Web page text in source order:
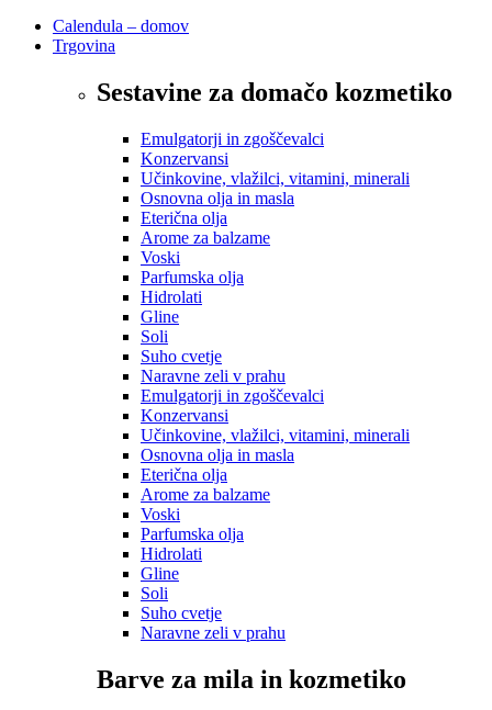
Calendula – domov
Trgovina
Sestavine za domačo kozmetiko
Emulgatorji in zgoščevalci
Konzervansi
Učinkovine, vlažilci, vitamini, minerali
Osnovna olja in masla
Eterična olja
Arome za balzame
Voski
Parfumska olja
Hidrolati
Gline
Soli
Suho cvetje
Naravne zeli v prahu
Emulgatorji in zgoščevalci
Konzervansi
Učinkovine, vlažilci, vitamini, minerali
Osnovna olja in masla
Eterična olja
Arome za balzame
Voski
Parfumska olja
Hidrolati
Gline
Soli
Suho cvetje
Naravne zeli v prahu
Barve za mila in kozmetiko